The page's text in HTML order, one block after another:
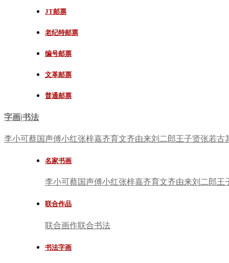
JT邮票
老纪特邮票
编号邮票
文革邮票
普通邮票
字画|书法
李小可蔡国声傅小红张梓嘉齐育文齐由来刘二郎王子贤张若古
名家书画
李小可蔡国声傅小红张梓嘉齐育文齐由来刘二郎王
联合作品
联合画作联合书法
书法字画